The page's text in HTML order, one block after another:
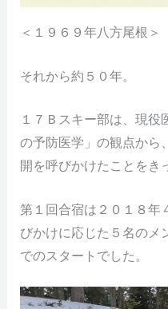
＜１９６９年八方尾根＞
それから約５０年。
１７Ｂスキー部は、現
の予防医学」の観点から
開を呼びかけたことをき
第１回合宿は２０１８年
びかけに応じた５名のメ
でのスタートでした。